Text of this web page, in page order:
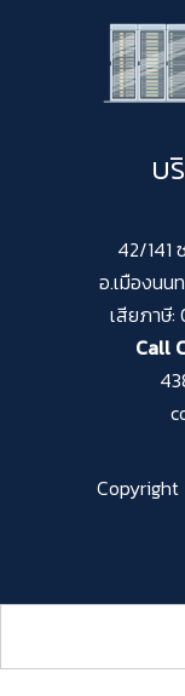
บ
42/141
อ.เมืองนน
เสียภาษี:
Call
Copyright